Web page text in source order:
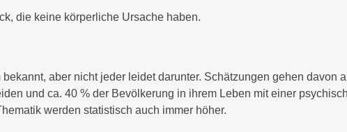
die keine körperliche Ursache haben.
aber nicht jeder leidet darunter. Schätzungen gehen davon
und ca. 40 % der Bevölkerung in ihrem Leben mit einer
werden statistisch auch immer höher.